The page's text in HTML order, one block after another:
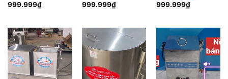
999.999₫ 999.999₫
999.999₫